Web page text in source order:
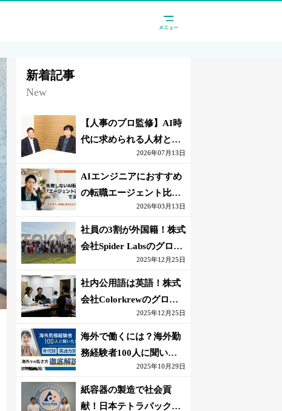
新着記事
New
【人事のプロ監修】AI時
代に求められる人材と
は？「代替されない人」
の条件
2026年07月13日
AIエンジニアにおすすめ
の転職エージェント比較
｜失敗しない選び方【採
点表つき】
2026年03月13日
社員の3割が外国籍！株式
会社Spider Labsのグロー
2025年12月25日
社内公用語は英語！株式
会社Colorkrewのグロー
バルかつ若手が輝く環境
2025年12月25日
海外で働くには？海外勤
務経験者100人に聞いた
おすすめ職種｜英語話せ
ないOK求人はある？
2025年10月29日
紙容器の製造で社会貢
献！日本テトラパック株